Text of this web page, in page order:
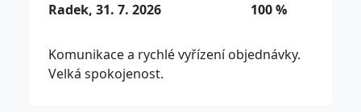
Radek, 31. 7. 2026 100 %
Komunikace a rychlé vyřízení objednávky.
Velká spokojenost.